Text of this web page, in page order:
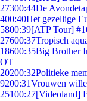
27300:44De
400:40Het gezellige
5800:39[ATP Tour]
27600:37Tropisch
18600:35Big Brother
OT
20200:32Politieke
9200:31Vrouwen
25100:27[Videoland]